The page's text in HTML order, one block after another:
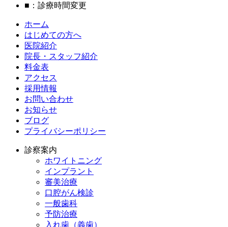
■ ：診療時間変更
ホーム
はじめての方へ
医院紹介
院長・スタッフ紹介
料金表
アクセス
採用情報
お問い合わせ
お知らせ
ブログ
プライバシーポリシー
診察案内
ホワイトニング
インプラント
審美治療
口腔がん検診
一般歯科
予防治療
入れ歯（義歯）